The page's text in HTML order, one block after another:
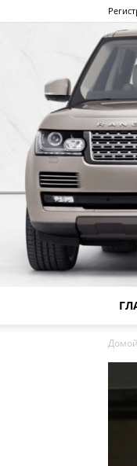
Домой